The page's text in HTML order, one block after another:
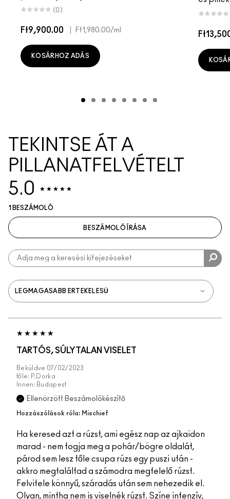
(0)
Ft9,900.00 Ft1,980.00/ml
KOSÁRHOZ ADÁS
TEKINTSE ÁT A
PILLANATFELVÉTELT
5.0
1 BESZÁMOLÓ
BESZÁMOLÓ ÍRÁSA
TARTÓS, SÚLYTALAN VISELET
Beküldve 07/02/2023
tőle: P.Dorka
Innen: Budapest
Ellenörzött Beszámolókészítő
Hozzászólások róla: Mischief
Ha keresed azt a rúzst, ami egész nap az ajkaidon
marad - nem fogja meg a pohár/bögre oldalát,
párod sem lesz tőle csupa rúzs egy puszi után -
akkro megtaláltad a számodra megfelelő rúzst.
Felvitele könnyű, száradás után sem nehezedik el.
Olyan, mintha nem is viselnék rúzst. Színe intenzív,